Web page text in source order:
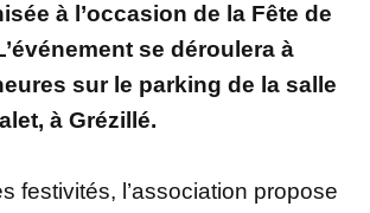
à l’occasion de la Fête de
se déroulera à
sur le parking de la salle
à Grézillé.
festivités, l’association propose